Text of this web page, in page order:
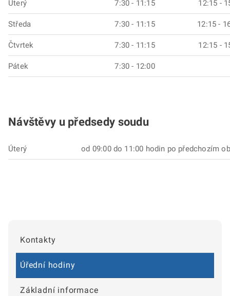
Kontakty
Úřední hodiny
Základní informace
Úterý 7:30 - 11:15 12:15 -
Středa 7:30 - 11:15 12:15 -
Čtvrtek 7:30 - 11:15 12:15 -
Pátek 7:30 - 12:00
Návštěvy u předsedy soudu
Úterý od 09:00 do 11:00 hodin po předchozím